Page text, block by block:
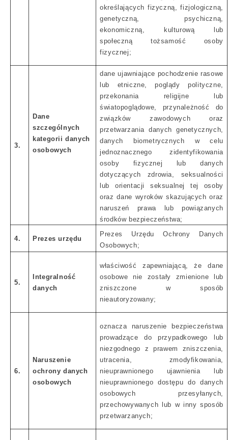
określających fizyczną, fizjologiczną,
genetyczną, psychiczną,
ekonomiczną, kulturową lub
społeczną tożsamość osoby
fizycznej;
3.
Dane
szczególnych
kategorii danych
osobowych
dane ujawniające pochodzenie rasowe
lub etniczne, poglądy polityczne,
przekonania religijne lub
światopoglądowe, przynależność do
związków zawodowych oraz
przetwarzania danych genetycznych,
danych biometrycznych w celu
jednoznacznego zidentyfikowania
osoby fizycznej lub danych
dotyczących zdrowia, seksualności
lub orientacji seksualnej tej osoby
oraz dane wyroków skazujących oraz
naruszeń prawa lub powiązanych
środków bezpieczeństwa;
4. Prezes urzędu
Prezes Urzędu Ochrony Danych
Osobowych;
5.
Integralność
danych
właściwość zapewniającą, że dane
osobowe nie zostały zmienione lub
zniszczone w sposób
nieautoryzowany;
6.
Naruszenie
ochrony danych
osobowych
oznacza naruszenie bezpieczeństwa
prowadzące do przypadkowego lub
niezgodnego z prawem zniszczenia,
utracenia, zmodyfikowania,
nieuprawnionego ujawnienia lub
nieuprawnionego dostępu do danych
osobowych przesyłanych,
przechowywanych lub w inny sposób
przetwarzanych;